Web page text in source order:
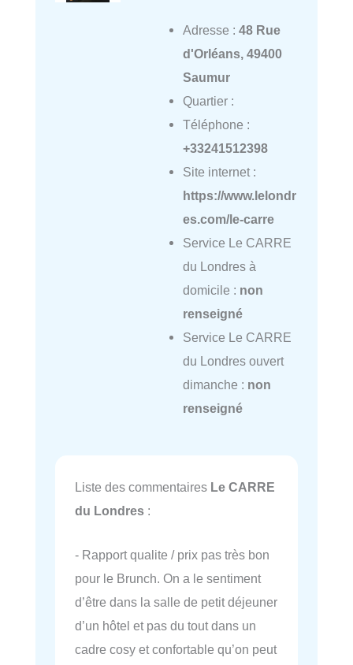
Adresse : 48 Rue
d'Orléans, 49400
Saumur
Quartier :
Téléphone :
+33241512398
Site internet :
https://www.lelondr
es.com/le-carre
Service Le CARRE
du Londres à
domicile : non
renseigné
Service Le CARRE
du Londres ouvert
dimanche : non
renseigné
Liste des commentaires Le CARRE
du Londres :
- Rapport qualite / prix pas très bon
pour le Brunch. On a le sentiment
d’être dans la salle de petit déjeuner
d’un hôtel et pas du tout dans un
cadre cosy et confortable qu’on peut